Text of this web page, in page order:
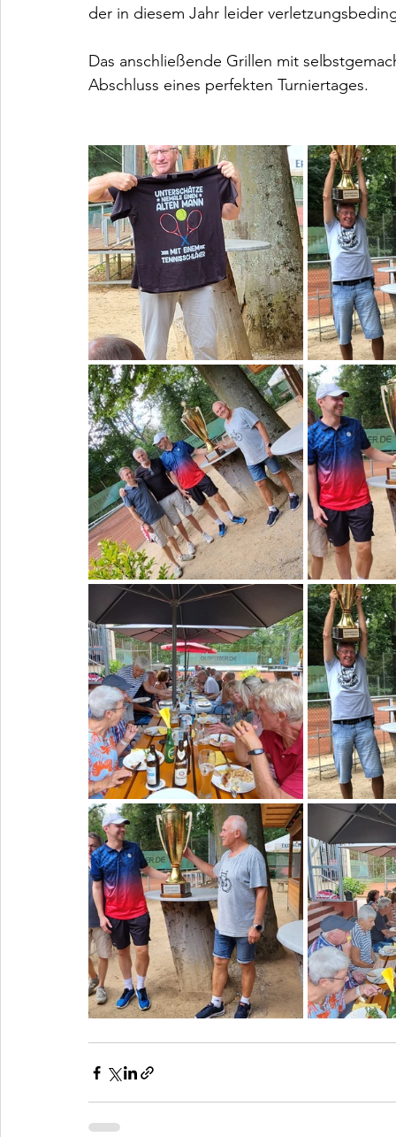
der in diesem Jahr leider
Das anschließende Grillen mit
Abschluss eines perfekten Turniertages.